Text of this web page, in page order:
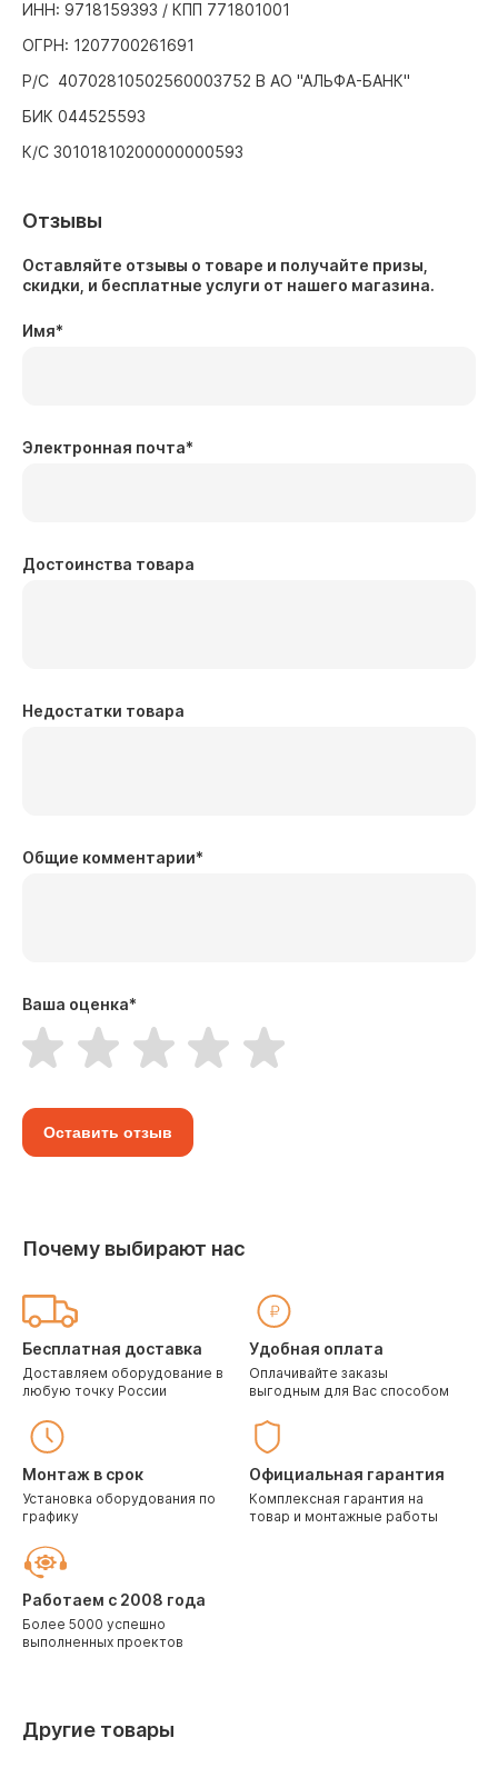
ИНН: 9718159393 / КПП 771801001
ОГРН: 1207700261691
Р/С 40702810502560003752 В АО "АЛЬФА-БАНК"
БИК 044525593
К/С 30101810200000000593
Отзывы
Оставляйте отзывы о товаре и получайте призы,
скидки, и бесплатные услуги от нашего магазина.
Имя*
Электронная почта*
Достоинства товара
Недостатки товара
Общие комментарии*
Ваша оценка*
Оставить отзыв
Почему выбирают нас
Бесплатная доставка
Доставляем оборудование в
любую точку России
Удобная оплата
Оплачивайте заказы
выгодным для Вас способом
Монтаж в срок
Установка оборудования по
графику
Официальная гарантия
Комплексная гарантия на
товар и монтажные работы
Работаем с 2008 года
Более 5000 успешно
выполненных проектов
Другие товары